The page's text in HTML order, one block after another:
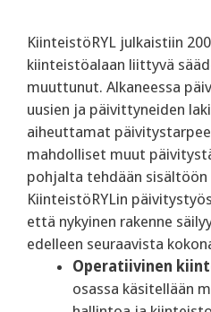
KiinteistöRYL julkaistiin
kiinteistöalaan liittyvä
muuttunut. Alkaneessa
uusien ja päivittyneiden
aiheuttamat
mahdolliset muut
pohjalta tehdään
KiinteistöRYLin
että nykyinen rakenne
edelleen seuraavista
Operatiivinen
osassa käsitellään